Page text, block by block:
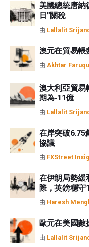
性不作任何陳述。FXStreet
或損害由此資訊及其顯示或使
FXStreet並非註冊投資顧問，
美國總統唐納
日”關稅
由 Lallalit
澳元在貿易帳
由 Akhtar
澳大利亞貿易
期為-11億
由 Lallalit
在岸突破6.75
協議
由 FXStreet
在伊朗局勢緩
際，英鎊穩守
由 Haresh
歐元在美國數
由 Lallalit